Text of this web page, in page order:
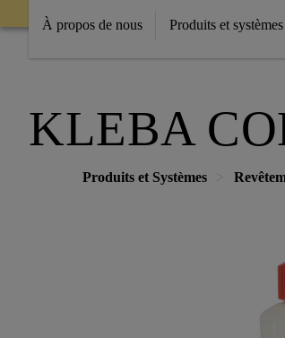
À propos de nous Produits et systèmes
KLEBA
Produits et Systèmes